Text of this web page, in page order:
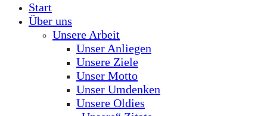
Start
Über uns
Unsere Arbeit
Unser Anliegen
Unsere Ziele
Unser Motto
Unser Umdenken
Unsere Oldies